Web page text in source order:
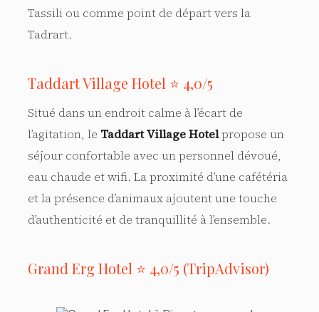
Tassili ou comme point de départ vers la
Tadrart.
Taddart Village Hotel ⭐ 4,0/5
Situé dans un endroit calme à l’écart de
l’agitation, le Taddart Village Hotelpropose un
séjour confortable avec un personnel dévoué,
eau chaude et wifi. La proximité d’une cafétéria
et la présence d’animaux ajoutent une touche
d’authenticité et de tranquillité à l’ensemble.
Grand Erg Hotel ⭐ 4,0/5 (TripAdvisor)